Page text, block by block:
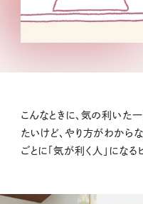
こんなときに、気の利いた
たいけど、やり方がわから
ごとに「気が利く人」になる